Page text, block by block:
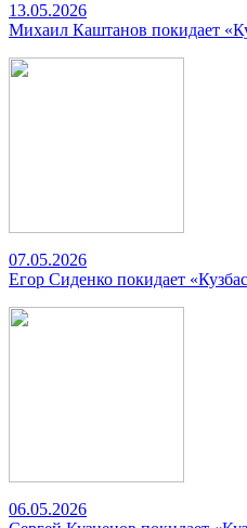
13.05.2026
Михаил Каштанов покидает
07.05.2026
Егор Сиденко покидает
06.05.2026